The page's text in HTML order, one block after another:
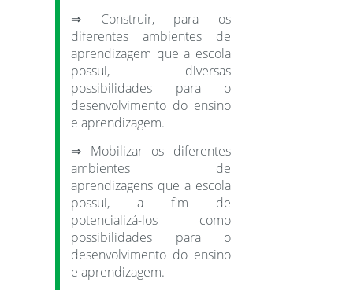
⇒ Construir, para os
diferentes ambientes de
aprendizagem que a escola
possui, diversas
possibilidades para o
desenvolvimento do ensino
e aprendizagem.
⇒ Mobilizar os diferentes
ambientes de
aprendizagens que a escola
possui, a fim de
potencializá-los como
possibilidades para o
desenvolvimento do ensino
e aprendizagem.